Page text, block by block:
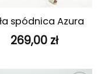
spódnica Azura
269,00 zł